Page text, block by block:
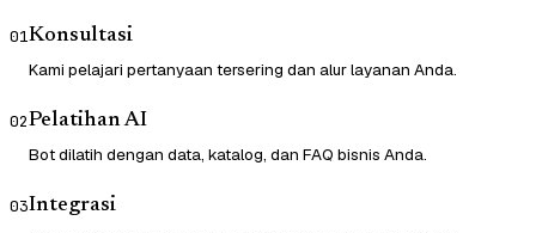
01Konsultasi
Kami pelajari pertanyaan tersering dan alur layanan Anda.
02Pelatihan AI
Bot dilatih dengan data, katalog, dan FAQ bisnis Anda.
03Integrasi